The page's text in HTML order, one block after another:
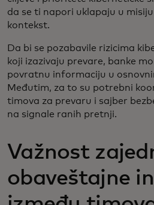
da se ti napori uklapaju u
kontekst.
Da bi se pozabavile rizicima
koji izazivaju prevare, banke
povratnu informaciju u
Međutim, za to su potrebni
timova za prevaru i sajber
na signale ranih pretnji.
Važnost
obaveštajne